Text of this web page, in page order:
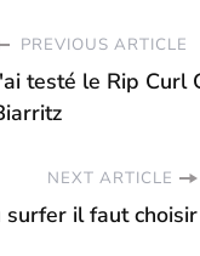
PREVIOUS ARTICLE
testé le Rip Curl
NEXT ARTICLE
surfer il faut choisir